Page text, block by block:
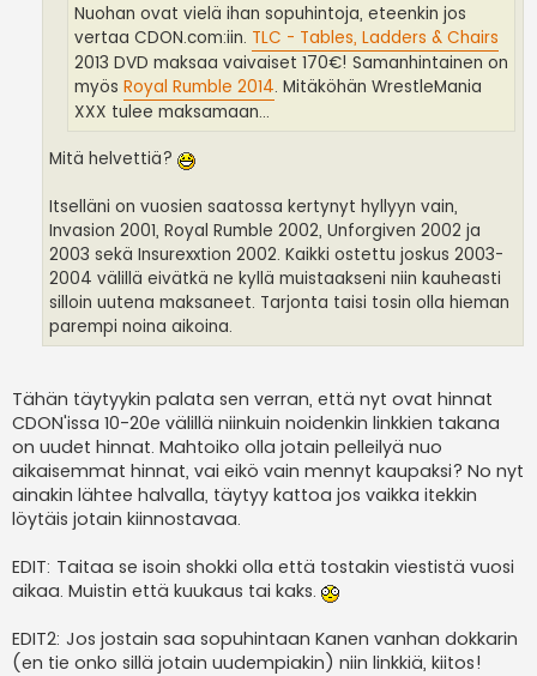
Nuohan ovat vielä ihan sopuhintoja, eteenkin jos
vertaa CDON.com:iin. TLC - Tables, Ladders & Chairs
2013 DVD maksaa vaivaiset 170€! Samanhintainen on
myös Royal Rumble 2014. Mitäköhän WrestleMania
XXX tulee maksamaan...
Mitä helvettiä?
Itselläni on vuosien saatossa kertynyt hyllyyn vain,
Invasion 2001, Royal Rumble 2002, Unforgiven 2002 ja
2003 sekä Insurexxtion 2002. Kaikki ostettu joskus 2003-
2004 välillä eivätkä ne kyllä muistaakseni niin kauheasti
silloin uutena maksaneet. Tarjonta taisi tosin olla hieman
parempi noina aikoina.
Tähän täytyykin palata sen verran, että nyt ovat hinnat
CDON'issa 10-20e välillä niinkuin noidenkin linkkien takana
on uudet hinnat. Mahtoiko olla jotain pelleilyä nuo
aikaisemmat hinnat, vai eikö vain mennyt kaupaksi? No nyt
ainakin lähtee halvalla, täytyy kattoa jos vaikka itekkin
löytäis jotain kiinnostavaa.
EDIT: Taitaa se isoin shokki olla että tostakin viestistä vuosi
aikaa. Muistin että kuukaus tai kaks.
EDIT2: Jos jostain saa sopuhintaan Kanen vanhan dokkarin
(en tie onko sillä jotain uudempiakin) niin linkkiä, kiitos!